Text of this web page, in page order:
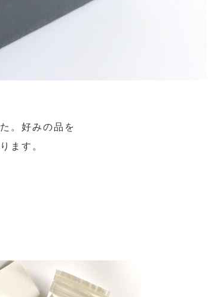
。好みの品を
ます。